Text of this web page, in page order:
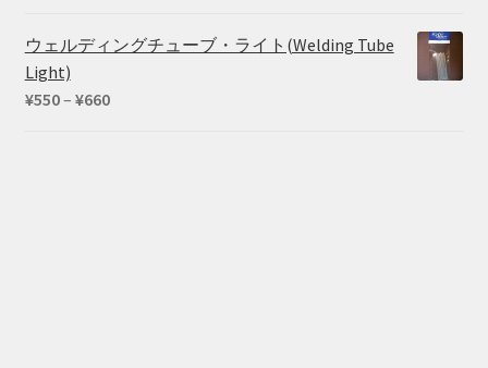
ウェルディングチューブ・ライト(Welding Tube
Light)
¥550– ¥660価